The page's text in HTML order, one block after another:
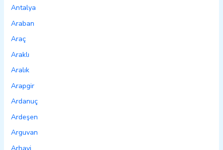
Antalya
Araban
Araç
Araklı
Aralık
Arapgir
Ardanuç
Ardeşen
Arguvan
Arhavi